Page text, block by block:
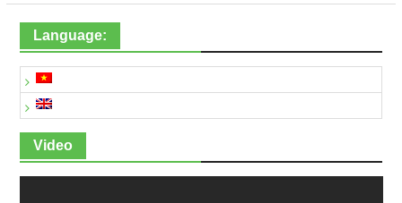
Language:
Video